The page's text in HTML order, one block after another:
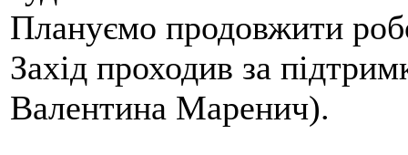
Плануємо продовжити
Захід проходив за
Валентина Маренич).